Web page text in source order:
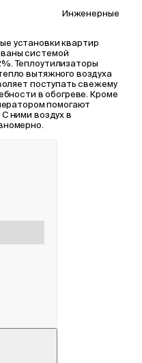
Инженерные
установки квартир
системой
Теплоутилизаторы
вытяжного воздуха
поступать свежему
в обогреве. Кроме
помогают
ними воздух в